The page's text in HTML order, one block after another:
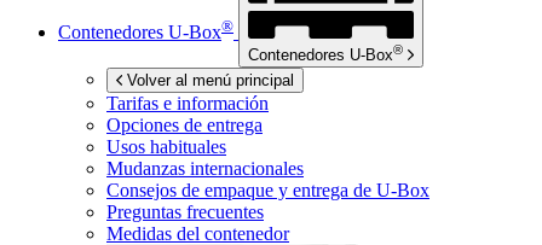
Contenedores U-Box®
Contenedores U-Box®
Volver al menú principal
Tarifas e información
Opciones de entrega
Usos habituales
Mudanzas internacionales
Consejos de empaque y entrega de U-Box
Preguntas frecuentes
Medidas del contenedor